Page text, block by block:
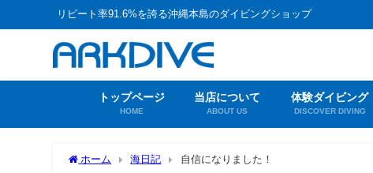
リピート率91.6%を誇る沖縄本島のダイビングショップ
トップページ
HOME
当店について
ABOUT US
体験ダイビング
DISCOVER DIVING
ホーム 海日記 自信になりました！